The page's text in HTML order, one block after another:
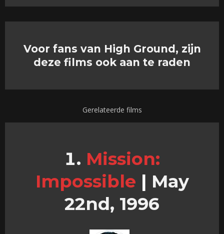
Voor fans van High Ground, zijn
deze films ook aan te raden
Gerelateerde films
Mission:
Impossible | May
22nd, 1996